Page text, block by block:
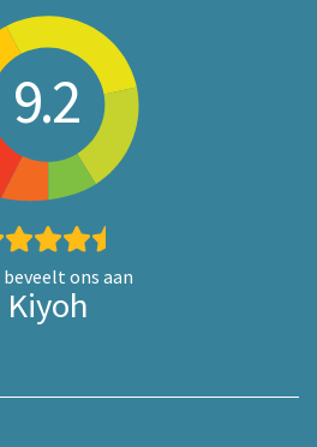
9.2
beveelt ons aan
Kiyoh